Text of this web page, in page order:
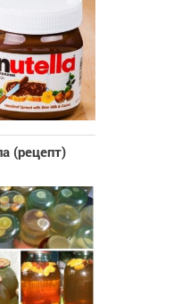
(рецепт)